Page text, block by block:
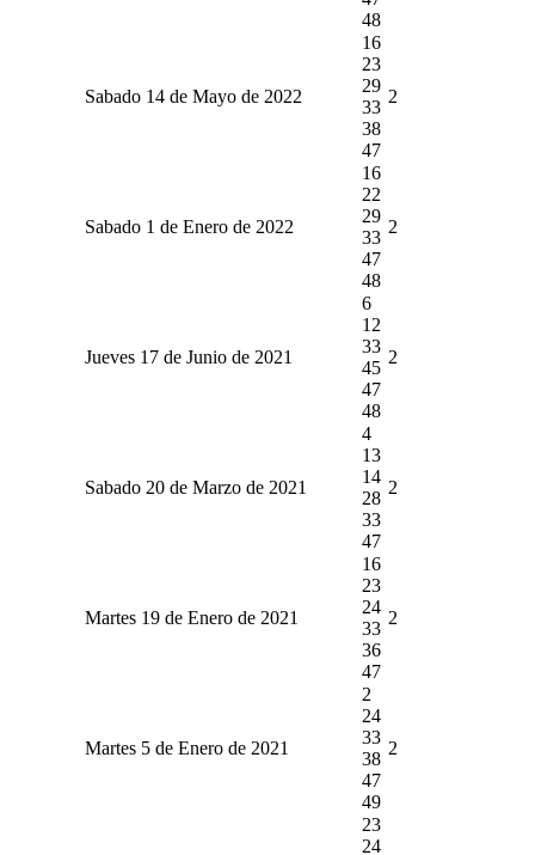
48
Sabado 14 de Mayo de 2022
16
23
29
33
38
47
2
Sabado 1 de Enero de 2022
16
22
29
33
47
48
2
Jueves 17 de Junio de 2021
6
12
33
45
47
48
2
Sabado 20 de Marzo de 2021
4
13
14
28
33
47
2
Martes 19 de Enero de 2021
16
23
24
33
36
47
2
Martes 5 de Enero de 2021
2
24
33
38
47
49
2
23
24